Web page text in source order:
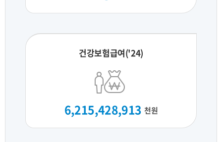
건강보험급여('24)
6,215,428,913 천원